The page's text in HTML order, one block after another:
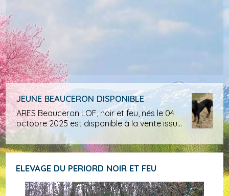
JEUNE BEAUCERON DISPONIBLE
ARES Beauceron LOF, noir et feu, nés le 04
octobre 2025 est disponible à la vente issu
d’une portée de 10 chiots (5 males et 5
femelles). Il était monorchide (un seul testicule
descendu...
ELEVAGE DU PERIORD NOIR ET FEU